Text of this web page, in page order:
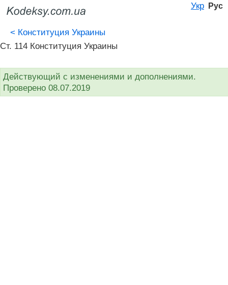
Укр Рус
< Конституция Украины
Ст. 114 Конституция Украины
Действующий с изменениями и дополнениями.
Проверено 08.07.2019